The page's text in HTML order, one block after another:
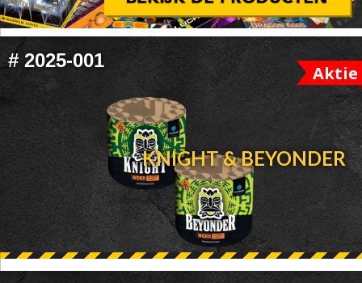
FOOTER
WIDGET
HEADER
# 2025-001
Aktie
KNIGHT & BEYONDER